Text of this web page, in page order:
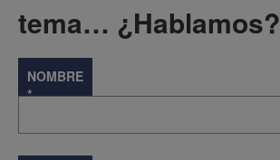
tema… ¿Hablamos?
NOMBRE
*